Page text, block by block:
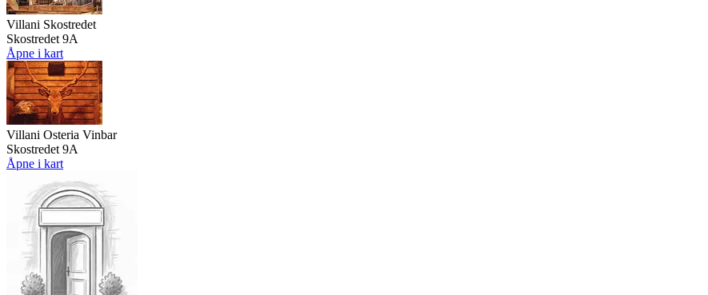
Villani Skostredet
Skostredet 9A
Åpne i kart
Villani Osteria Vinbar
Skostredet 9A
Åpne i kart